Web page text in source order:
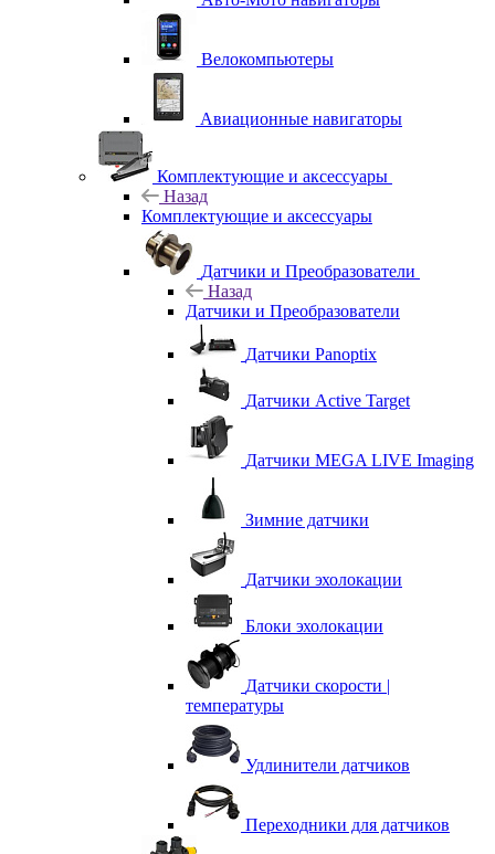
Велокомпьютеры
Авиационные навигаторы
Комплектующие и аксессуары
Назад
Комплектующие и аксессуары
Датчики и Преобразователи
Назад
Датчики и Преобразователи
Датчики Panoptix
Датчики Active Target
Датчики MEGA LIVE Imaging
Зимние датчики
Датчики эхолокации
Блоки эхолокации
Датчики скорости |
температуры
Удлинители датчиков
Переходники для датчиков